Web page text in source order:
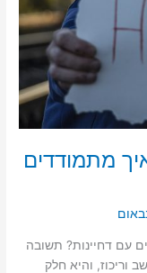
מתמודדים
עם דחיינות? תשובה
וריכוז, והיא חלק